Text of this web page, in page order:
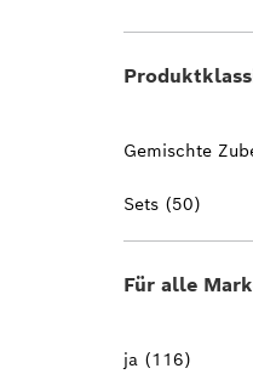
Gemischte
Sets (50)
Für alle
ja (116)